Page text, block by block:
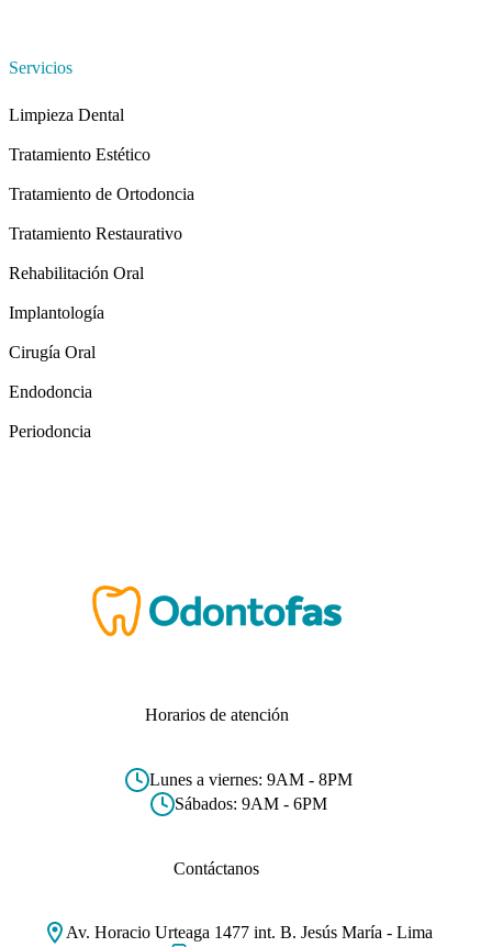
Servicios
Limpieza Dental
Tratamiento Estético
Tratamiento de Ortodoncia
Tratamiento Restaurativo
Rehabilitación Oral
Implantología
Cirugía Oral
Endodoncia
Periodoncia
Horarios de atención
Lunes a viernes: 9AM - 8PM
Sábados: 9AM - 6PM
Contáctanos
Av. Horacio Urteaga 1477 int. B. Jesús María - Lima